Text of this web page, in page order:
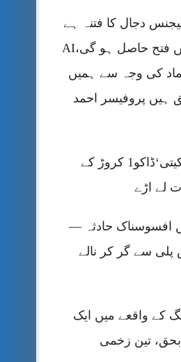
دجال کا فتنہ ہے
جس پر ہمیں فتح حاصل ہو گی،AI
کی وجہ سے ہمیں
ہیں پروفیسر احمد
کلرسیداں ڈکیتی‘ڈاکو1 کروڑ کے
لے اڑے
افسوسناک حادثہ —
سے گر کر نالے
کے واقعے میں ایک
تین زخمی